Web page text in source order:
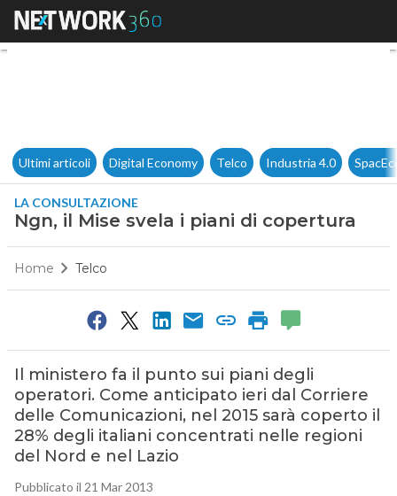
Ngn, il Mise svela i piani di
Ultimi articoli Digital Economy Telco Industria 4.0
LA CONSULTAZIONE
Ngn, il Mise svela i piani di copertura
Home Telco
Il ministero fa il punto sui piani degli
operatori. Come anticipato ieri dal Corriere
delle Comunicazioni, nel 2015 sarà coperto il
28% degli italiani concentrati nelle regioni
del Nord e nel Lazio
Pubblicato il 21 Mar 2013